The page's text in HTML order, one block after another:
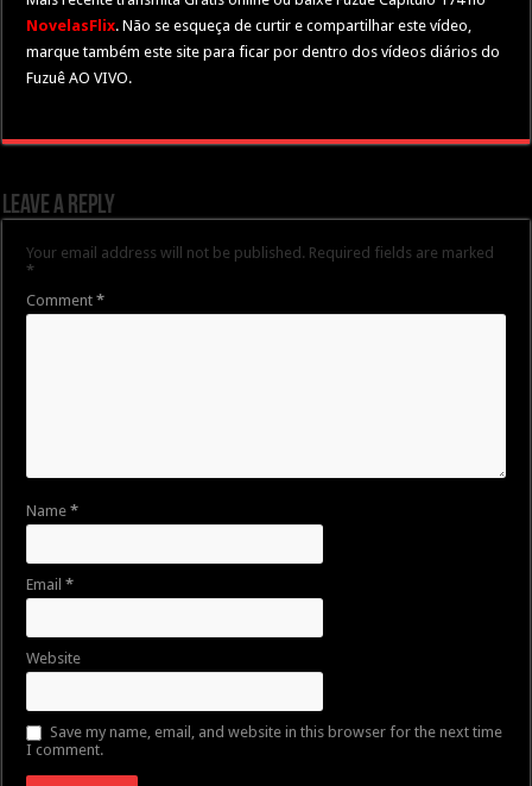
NovelasFlix. Não se esqueça de curtir e compartilhar este vídeo,
marque também este site para ficar por dentro dos vídeos diários do
Fuzuê AO VIVO.
Leave a Reply
Your email address will not be published. Required fields are marked
*
Comment*
Name*
Email*
Website
Save my name, email, and website in this browser for the next time
I comment.